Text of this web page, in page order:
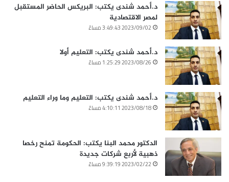
د.أحمد شندى يكتب: البريكس الحاضر المستقبل
لمصر الاقتصادية
2023/09/02 3:49:43 مساءً
د.أحمد شندى يكتب: التعليم أولا
2023/08/26 1:25:29 مساءً
د.أحمد شندى يكتب: التعليم وما وراء التعليم
2023/08/18 4:10:11 مساءً
الدكتور محمد البنا يكتب: الحكومة تمنح رخصا
ذهبية لأربع شركات جديدة
2023/02/22 9:39:19 مساءً